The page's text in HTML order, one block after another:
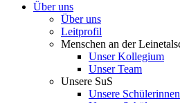
Über uns
Über uns
Leitprofil
Menschen an der
Unser Kollegium
Unser Team
Unsere SuS
Unsere